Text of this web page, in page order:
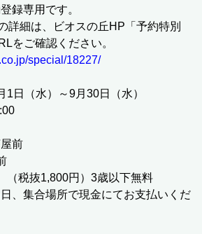
録専用です。
詳細は、ビオスの丘HP「予約特別
をご確認ください。
special/18227/
1日（水）～9月30日（水）
前
税抜1,800円）3歳以下無料
、集合場所で現金にてお支払いくだ